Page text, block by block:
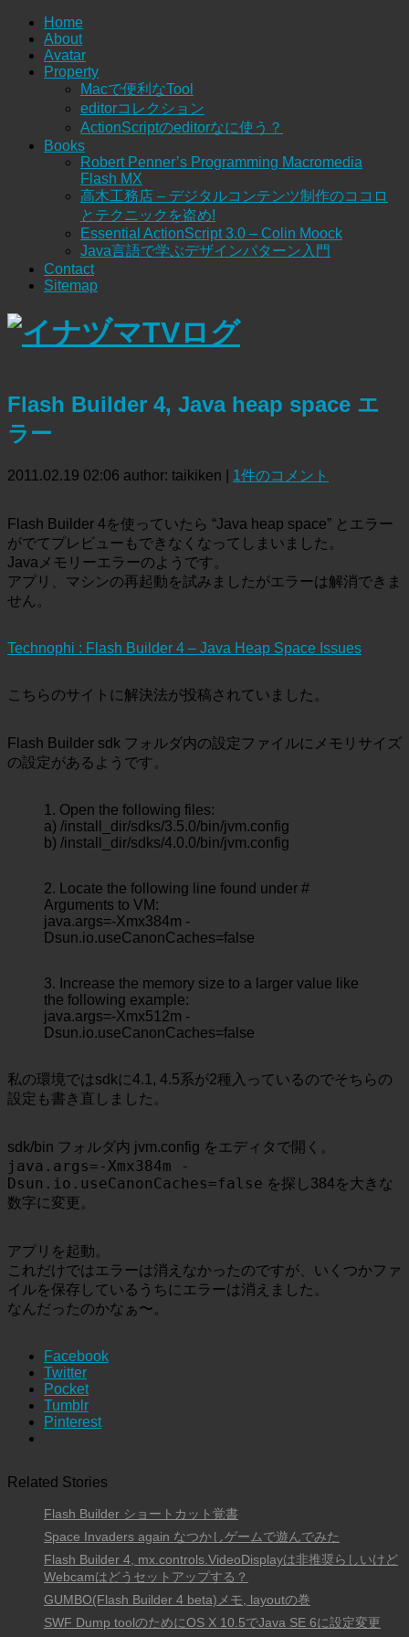
Home
About
Avatar
Property
Macで便利なTool
editorコレクション
ActionScriptのeditorなに使う？
Books
Robert Penner’s Programming Macromedia
Flash MX
高木工務店 – デジタルコンテンツ制作のココロ
とテクニックを盗め!
Essential ActionScript 3.0 – Colin Moock
Java言語で学ぶデザインパターン入門
Contact
Sitemap
Flash Builder 4, Java heap space エ
ラー
2011.02.19 02:06 author: taikiken 1件のコメント
Flash Builder 4を使っていたら “Java heap space” とエラー
がでてプレビューもできなくなってしまいました。
Javaメモリーエラーのようです。
アプリ、マシンの再起動を試みましたがエラーは解消できま
せん。
Technophi : Flash Builder 4 – Java Heap Space Issues
こちらのサイトに解決法が投稿されていました。
Flash Builder sdk フォルダ内の設定ファイルにメモリサイズ
の設定があるようです。
1. Open the following files:
a) /install_dir/sdks/3.5.0/bin/jvm.config
b) /install_dir/sdks/4.0.0/bin/jvm.config
2. Locate the following line found under #
Arguments to VM:
java.args=-Xmx384m -
Dsun.io.useCanonCaches=false
3. Increase the memory size to a larger value like
the following example:
java.args=-Xmx512m -
Dsun.io.useCanonCaches=false
私の環境ではsdkに4.1, 4.5系が2種入っているのでそちらの
設定も書き直しました。
sdk/bin フォルダ内 jvm.config をエディタで開く。
java.args=-Xmx384m -
Dsun.io.useCanonCaches=false を探し384を大きな
数字に変更。
アプリを起動。
これだけではエラーは消えなかったのですが、いくつかファ
イルを保存しているうちにエラーは消えました。
なんだったのかなぁ〜。
Facebook
Twitter
Pocket
Tumblr
Pinterest
Related Stories
Flash Builder ショートカット覚書
Space Invaders again なつかしゲームで遊んでみた
Flash Builder 4, mx.controls.VideoDisplayは非推奨らしいけど
Webcamはどうセットアップする？
GUMBO(Flash Builder 4 beta)メモ, layoutの巻
SWF Dump toolのためにOS X 10.5でJava SE 6に設定変更